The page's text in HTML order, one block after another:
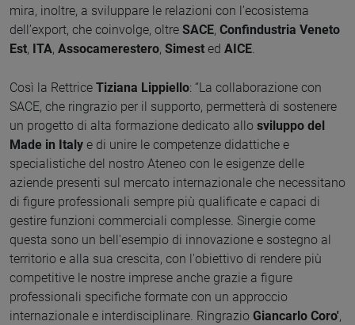
mira, inoltre, a sviluppare le relazioni con l’ecosistema
dell’export, che coinvolge, oltre SACE, Confindustria Veneto
Est, ITA, Assocamerestero, Simest ed AICE
Così la Rettrice Tiziana Lippiello: “La collaborazione con
SACE, che ringrazio per il supporto, permetterà di sostenere
un progetto di alta formazione dedicato allo sviluppo del
Made in Italy e di unire le competenze didattiche e
specialistiche del nostro Ateneo con le esigenze delle
aziende presenti sul mercato internazionale che necessitano
di figure professionali sempre più qualificate e capaci di
gestire funzioni commerciali complesse. Sinergie come
questa sono un bell'esempio di innovazione e sostegno al
territorio e alla sua crescita, con l'obiettivo di rendere più
competitive le nostre imprese anche grazie a figure
professionali specifiche formate con un approccio
internazionale e interdisciplinare. Ringrazio Giancarlo Coro',